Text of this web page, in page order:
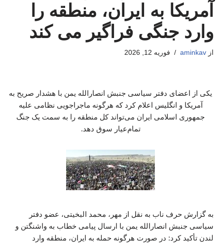
آمریکا به ایران، منطقه را
وارد جنگی فراگیر می کند
از aminkav فوریه 12, 2026
یکی از اعضای دفتر سیاسی جنبش انصارالله یمن با هشدار صریح به
آمریکا و انگلیس اعلام کرد که هرگونه ماجراجویی نظامی علیه
جمهوری اسلامی ایران می‌تواند کل منطقه را به سمت یک جنگ
تمام‌عیار سوق دهد.
به گزارش حرف ناب به نقل از مهر، محمد البخیتی، عضو دفتر
سیاسی جنبش انصارالله یمن با ارسال پیامی خطاب به واشنگتن و
لندن تأکید کرد: در صورت هرگونه حمله به ایران، منطقه وارد